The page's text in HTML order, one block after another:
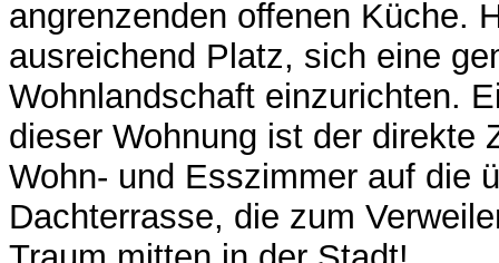
angrenzenden offenen Küche.
ausreichend Platz, sich eine
Wohnlandschaft einzurichten.
dieser Wohnung ist der direkte
Wohn- und Esszimmer auf die
Dachterrasse, die zum